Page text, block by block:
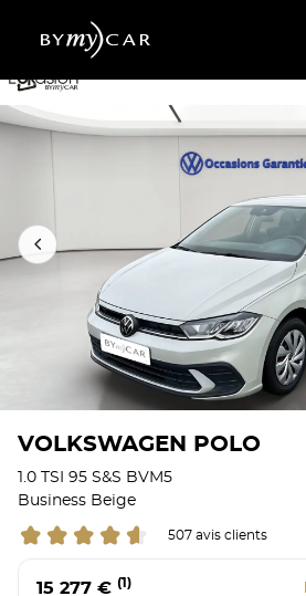
VOLKSWAGEN POLO
1.0 TSI 95 S&S BVM5
Business Beige
507 avis clients
15 277 € (1)